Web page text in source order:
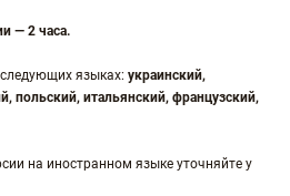
— 2 часа.
языках: украинский,
польский, итальянский, французский,
на иностранном языке уточняйте у